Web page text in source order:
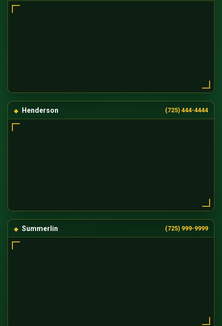
Henderson (725) 444-4444
Summerlin (725) 999-9999